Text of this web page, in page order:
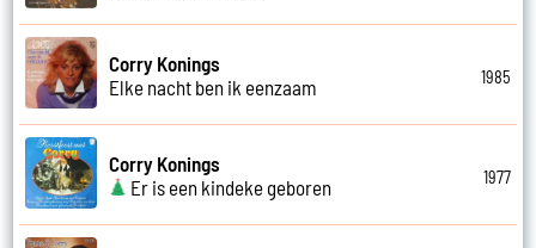
Corry Konings
Elke nacht ben ik eenzaam
1985
Corry Konings
Er is een kindeke geboren
1977